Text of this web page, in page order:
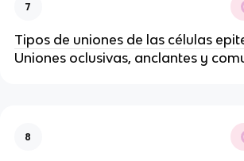
7
Tipos de uniones de las células
Uniones oclusivas, anclantes y
8